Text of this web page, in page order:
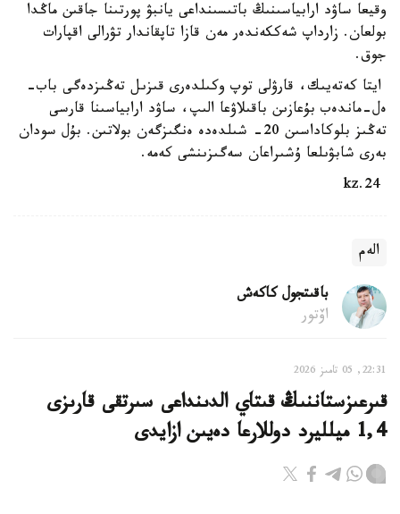
وقيعا ساۋد ارابياسىنىڭ باتىسىنداعى يانبۋ پورتىنا جاقىن ماڭدا
بولعان. زارداپ شەككەندەر مەن قازا تاپقاندار تۋرالى اقپارات
جوق.
ايتا كەتەيىك، قارۋلى توپ وكىلدەرى قىزىل تەڭىزدەگى باب-
ەل-ماندەب بۇعازىن باقىلاۋعا الىپ، ساۋد ارابياسىنا قارسى
تەڭىز بلوكاداسىن 20- شىلدەدە ەنگىزگەن بولاتىن. بۇل سودان
بەرى شابۋىلعا ۇشىراعان سەگىزىنشى كەمە.
الەم
باقىتجول كاكەش
اۆتور
22:31, 05 تامىز 2026
قىرعىزستاننىڭ قىتاي الدىنداعى سىرتقى قارىزى
1,4 ميلليرد دوللارعا دەيىن ازايدى